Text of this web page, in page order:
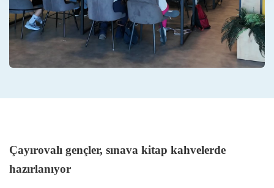
Çayırovalı gençler, sınava kitap kahvelerde
hazırlanıyor